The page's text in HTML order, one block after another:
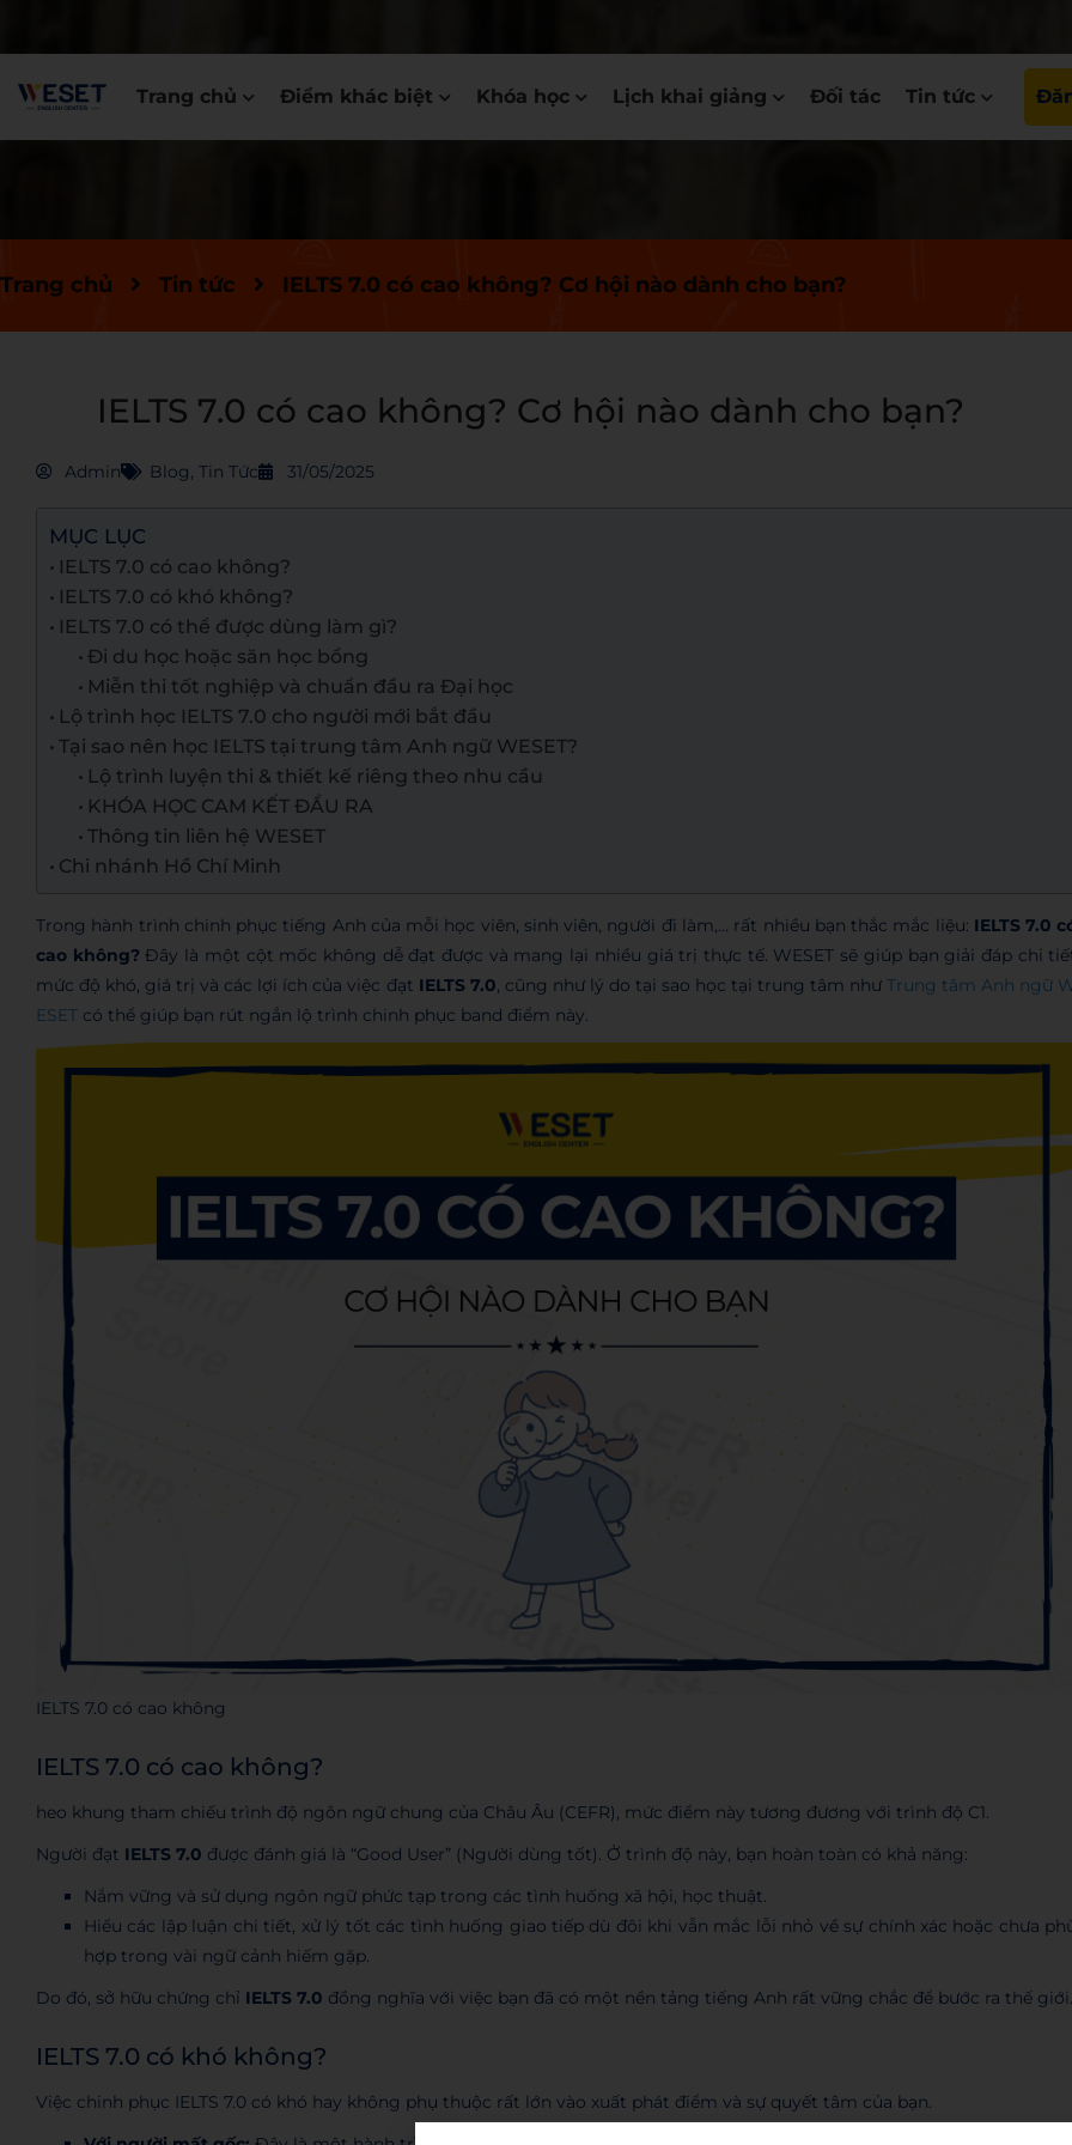
Trang chủ Điểm khác biệt Khóa học Lịch khai giảng Đối tác Tin tức
Trang chủ Tin tức IELTS 7.0 có cao không? Cơ hội nào dành cho bạn?
IELTS 7.0 có cao không? Cơ hội nào dành cho bạn?
Admin Blog, Tin Tức 31/05/2025
MỤC LỤC
IELTS 7.0 có cao không?
IELTS 7.0 có khó không?
IELTS 7.0 có thể được dùng làm gì?
Đi du học hoặc săn học bổng
Miễn thi tốt nghiệp và chuẩn đầu ra Đại học
Lộ trình học IELTS 7.0 cho người mới bắt đầu
Tại sao nên học IELTS tại trung tâm Anh ngữ WESET?
Lộ trình luyện thi & thiết kế riêng theo nhu cầu
KHÓA HỌC CAM KẾT ĐẦU RA
Thông tin liên hệ WESET
Chi nhánh Hồ Chí Minh
Trong hành trình chinh phục tiếng Anh của mỗi học viên, sinh viên, người đi làm,… rất nhiều bạn thắc mắc liệu: IELTS 7.0
cao không?Đây là một cột mốc không dễ đạt được và mang lại nhiều giá trị thực tế. WESET sẽ giúp bạn giải đáp chi
mức độ khó, giá trị và các lợi ích của việc đạt IELTS 7.0, cũng như lý do tại sao học tại trung tâm nhưTrung tâm Anh ngữ
ESET có thể giúp bạn rút ngắn lộ trình chinh phục band điểm này.
IELTS 7.0 có cao không
IELTS 7.0 có cao không?
heo khung tham chiếu trình độ ngôn ngữ chung của Châu Âu (CEFR), mức điểm này tương đương với trình độ C1.
Người đạt IELTS 7.0 được đánh giá là “Good User” (Người dùng tốt). Ở trình độ này, bạn hoàn toàn có khả năng:
Nắm vững và sử dụng ngôn ngữ phức tạp trong các tình huống xã hội, học thuật.
Hiểu các lập luận chi tiết, xử lý tốt các tình huống giao tiếp dù đôi khi vẫn mắc lỗi nhỏ về sự chính xác hoặc chưa
hợp trong vài ngữ cảnh hiếm gặp.
Do đó, sở hữu chứng chỉ IELTS 7.0 đồng nghĩa với việc bạn đã có một nền tảng tiếng Anh rất vững chắc để bước ra thế giới.
IELTS 7.0 có khó không?
Việc chinh phục IELTS 7.0 có khó hay không phụ thuộc rất lớn vào xuất phát điểm và sự quyết tâm của bạn.